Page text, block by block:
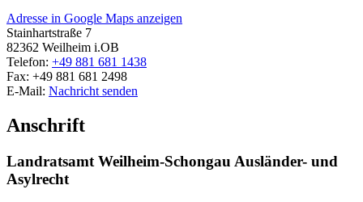
Adresse in Google Maps anzeigen
Stainhartstraße 7
82362 Weilheim i.OB
Telefon: +49 881 681 1438
Fax: +49 881 681 2498
E-Mail: Nachricht senden
Anschrift
Landratsamt Weilheim-Schongau Ausländer- und
Asylrecht